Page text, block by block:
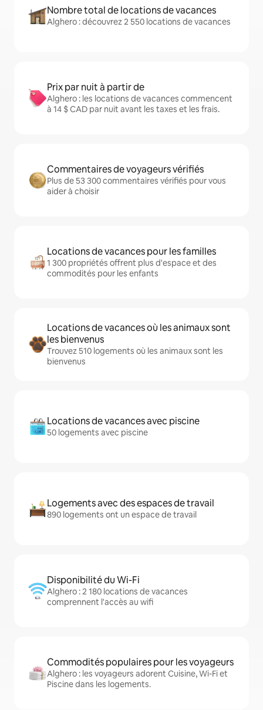
Nombre total de locations de vacances
Alghero : découvrez 2 550 locations de vacances
Prix par nuit à partir de
Alghero : les locations de vacances commencent
à 14 $ CAD par nuit avant les taxes et les frais.
Commentaires de voyageurs vérifiés
Plus de 53 300 commentaires vérifiés pour vous
aider à choisir
Locations de vacances pour les familles
1 300 propriétés offrent plus d'espace et des
commodités pour les enfants
Locations de vacances où les animaux sont
les bienvenus
Trouvez 510 logements où les animaux sont les
bienvenus
Locations de vacances avec piscine
50 logements avec piscine
Logements avec des espaces de travail
890 logements ont un espace de travail
Disponibilité du Wi-Fi
Alghero : 2 180 locations de vacances
comprennent l'accès au wifi
Commodités populaires pour les voyageurs
Alghero : les voyageurs adorent Cuisine, Wi-Fi et
Piscine dans les logements.